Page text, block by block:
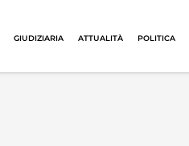
GIUDIZIARIA ATTUALITÀ POLITICA